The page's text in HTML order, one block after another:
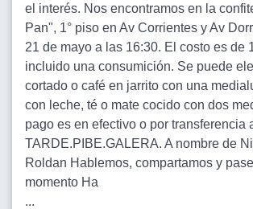
el interés. Nos encontramos en la
Pan", 1° piso en Av Corrientes y Av
21 de mayo a las 16:30. El costo es de
incluido una consumición. Se puede
cortado o café en jarrito con una
con leche, té o mate cocido con dos
pago es en efectivo o por transferencia
TARDE.PIBE.GALERA. A nombre de
Roldan Hablemos, compartamos y
momento Ha
...